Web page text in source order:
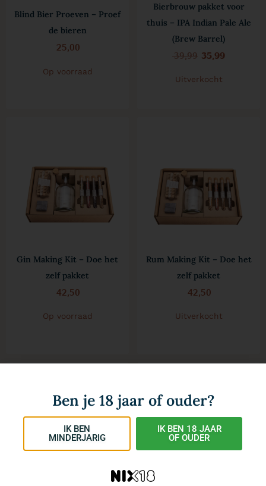
Blind Bier Proeven – Proef
de bieren
25,00
Op voorraad
Bierbrouw pakket voor
thuis – IPA Indian Pale Ale
(Brew Barrel)
39,99 35,99
Uitverkocht
Gin Making Kit – Doe het
zelf pakket
42,50
Op voorraad
Rum Making Kit – Doe het
zelf pakket
42,50
Uitverkocht
Ben je 18 jaar of ouder?
IK BEN
MINDERJARIG
IK BEN 18 JAAR
OF OUDER